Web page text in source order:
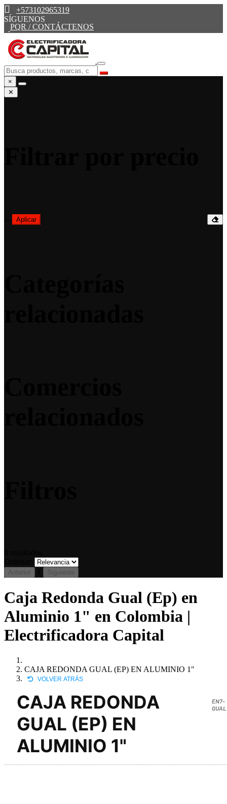
+573102965319
SÍGUENOS
PQR / CONTÁCTENOS
×
✕
Aplicar
Anterior Siguiente
Caja Redonda Gual (Ep) en
Aluminio 1" en Colombia |
Electrificadora Capital
CAJA REDONDA GUAL (EP) EN ALUMINIO 1"
VOLVER ATRÁS
CAJA REDONDA
GUAL (EP) EN
ALUMINIO 1"
EN7-